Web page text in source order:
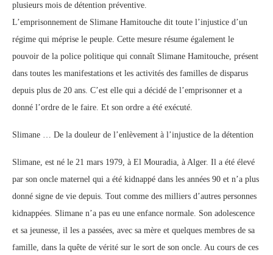
plusieurs mois de détention préventive.
L’emprisonnement de Slimane Hamitouche dit toute l’injustice d’un
régime qui méprise le peuple. Cette mesure résume également le
pouvoir de la police politique qui connaît Slimane Hamitouche, présent
dans toutes les manifestations et les activités des familles de disparus
depuis plus de 20 ans. C’est elle qui a décidé de l’emprisonner et a
donné l’ordre de le faire. Et son ordre a été exécuté.
Slimane … De la douleur de l’enlèvement à l’injustice de la détention
Slimane, est né le 21 mars 1979, à El Mouradia, à Alger. Il a été élevé
par son oncle maternel qui a été kidnappé dans les années 90 et n’a plus
donné signe de vie depuis. Tout comme des milliers d’autres personnes
kidnappées. Slimane n’a pas eu une enfance normale. Son adolescence
et sa jeunesse, il les a passées, avec sa mère et quelques membres de sa
famille, dans la quête de vérité sur le sort de son oncle. Au cours de ces